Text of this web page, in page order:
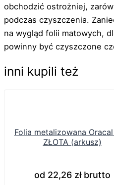
obchodzić ostrożniej,
podczas czyszczenia.
na wygląd folii matowych,
powinny być czyszczone
inni kupili też
Folia metalizowana
ZŁOTA (arkusz)
od 22,26 złbrutto